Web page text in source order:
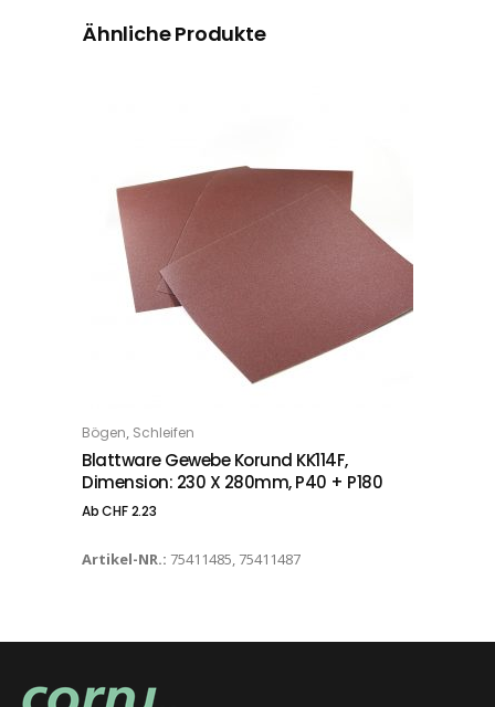
Ähnliche Produkte
OPTIONS
Bögen, Schleifen
Blattware Gewebe Korund KK114F,
Dimension: 230 X 280mm, P40 + P180
AbCHF2.23
Artikel-NR.: 75411485, 75411487